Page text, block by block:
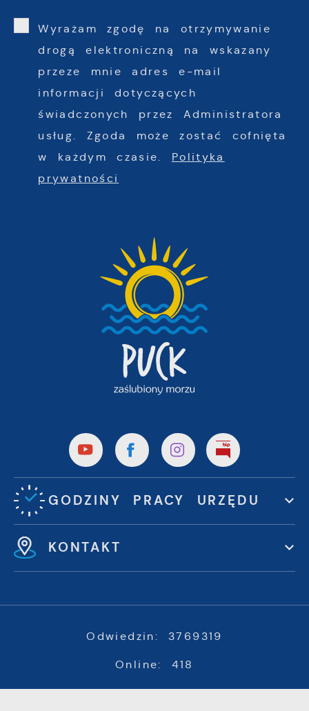
Wyrażam zgodę na otrzymywanie
drogą elektroniczną na wskazany
przeze mnie adres e-mail
informacji dotyczących
świadczonych przez Administratora
usług. Zgoda może zostać cofnięta
w każdym czasie. Polityka
prywatności
GODZINY PRACY URZĘDU
KONTAKT
Odwiedzin: 3769319
Online: 418